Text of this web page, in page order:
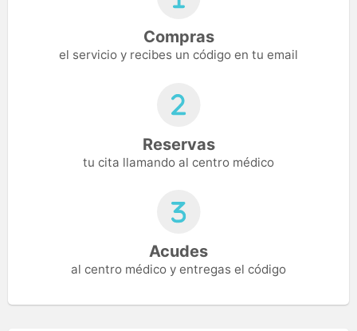
Compras
el servicio y recibes un código en tu email
Reservas
tu cita llamando al centro médico
Acudes
al centro médico y entregas el código